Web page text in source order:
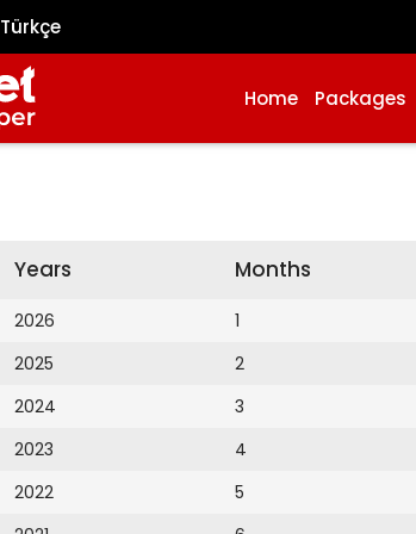
Türkçe
Home Packages
Years
2026
2025
2024
2023
2022
Months
1
2
3
4
5